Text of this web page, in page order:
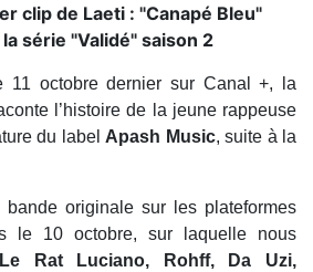
clip de Laeti : "Canapé Bleu"
série "Validé" saison 2
11 octobre dernier sur Canal +, la
l’histoire de la jeune rappeuse
du label Apash Music, suite à la
bande originale sur les plateformes
le 10 octobre, sur laquelle nous
Le Rat Luciano, Rohff, Da Uzi,